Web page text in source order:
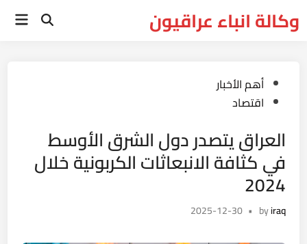
toوكالة انباء عراقيون Open
Posted
in
أهم الأخبار
اقتصاد
العراق يتصدر دول الشرق الأوسط
في كثافة الانبعاثات الكربونية خلال
2024
byiraq
•
2025-12-30